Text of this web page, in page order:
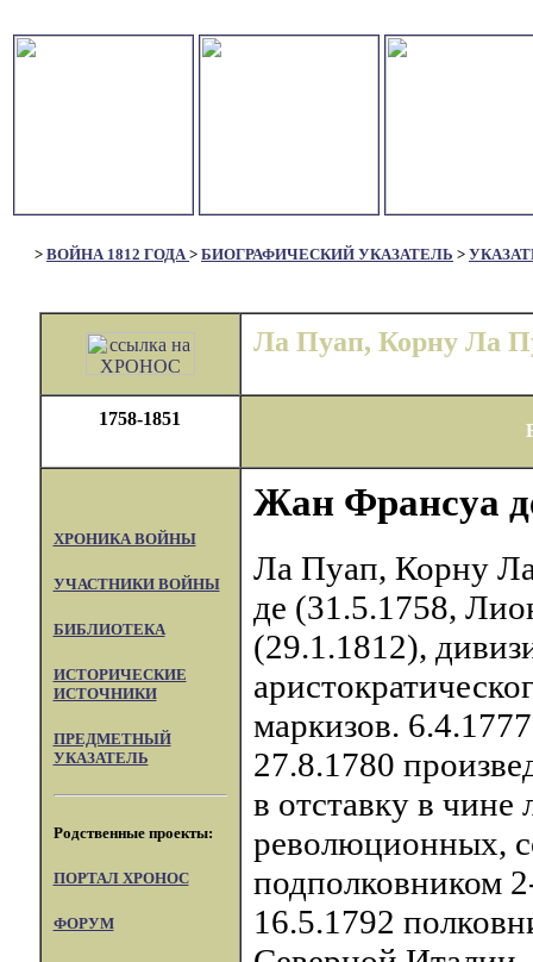
> ВОЙНА 1812 ГОДА> БИОГРАФИЧЕСКИЙ УКАЗАТЕЛЬ >
Ла Пуап, Корну Ла
1758-1851
ХРОНИКА ВОЙНЫ
УЧАСТНИКИ ВОЙНЫ
БИБЛИОТЕКА
ИСТОРИЧЕСКИЕ
ИСТОЧНИКИ
ПРЕДМЕТНЫЙ
УКАЗАТЕЛЬ
Родственные проекты:
ПОРТАЛ XPOHOC
ФОРУМ
Жан Франсуа
Ла Пуап, Корну
де (31.5.1758,
(29.1.1812),
маркизов.
27.8.1780
в отставку в чине
революционных,
подполковником
16.5.1792